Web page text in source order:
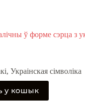
ў форме сэрца з
, Украінская сімволіка
у кошык